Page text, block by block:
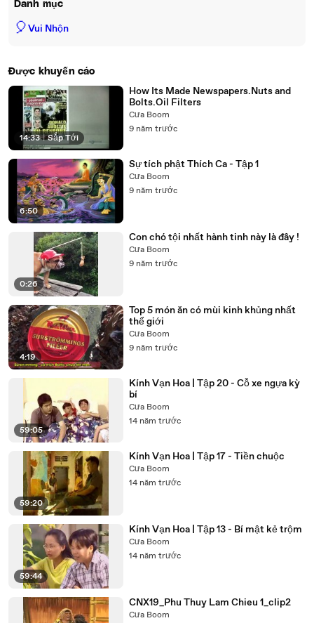
Danh mục
🎈Vui Nhộn
Được khuyến cáo
14:33 | Sắp Tới
How Its Made Newspapers.Nuts and
Bolts.Oil Filters
Cưa Boom
9 năm trước
6:50
Sự tích phật Thích Ca - Tập 1
Cưa Boom
9 năm trước
0:26
Con chó tội nhất hành tinh này là đây !
Cưa Boom
9 năm trước
4:19
Top 5 món ăn có mùi kinh khủng nhất
thể giới
Cưa Boom
9 năm trước
59:05
Kính Vạn Hoa | Tập 20 - Cỗ xe ngựa kỳ
bí
Cưa Boom
14 năm trước
59:20
Kính Vạn Hoa | Tập 17 - Tiền chuộc
Cưa Boom
14 năm trước
59:44
Kính Vạn Hoa | Tập 13 - Bí mật kẻ trộm
Cưa Boom
14 năm trước
CNX19_Phu Thuy Lam Chieu 1_clip2
Cưa Boom